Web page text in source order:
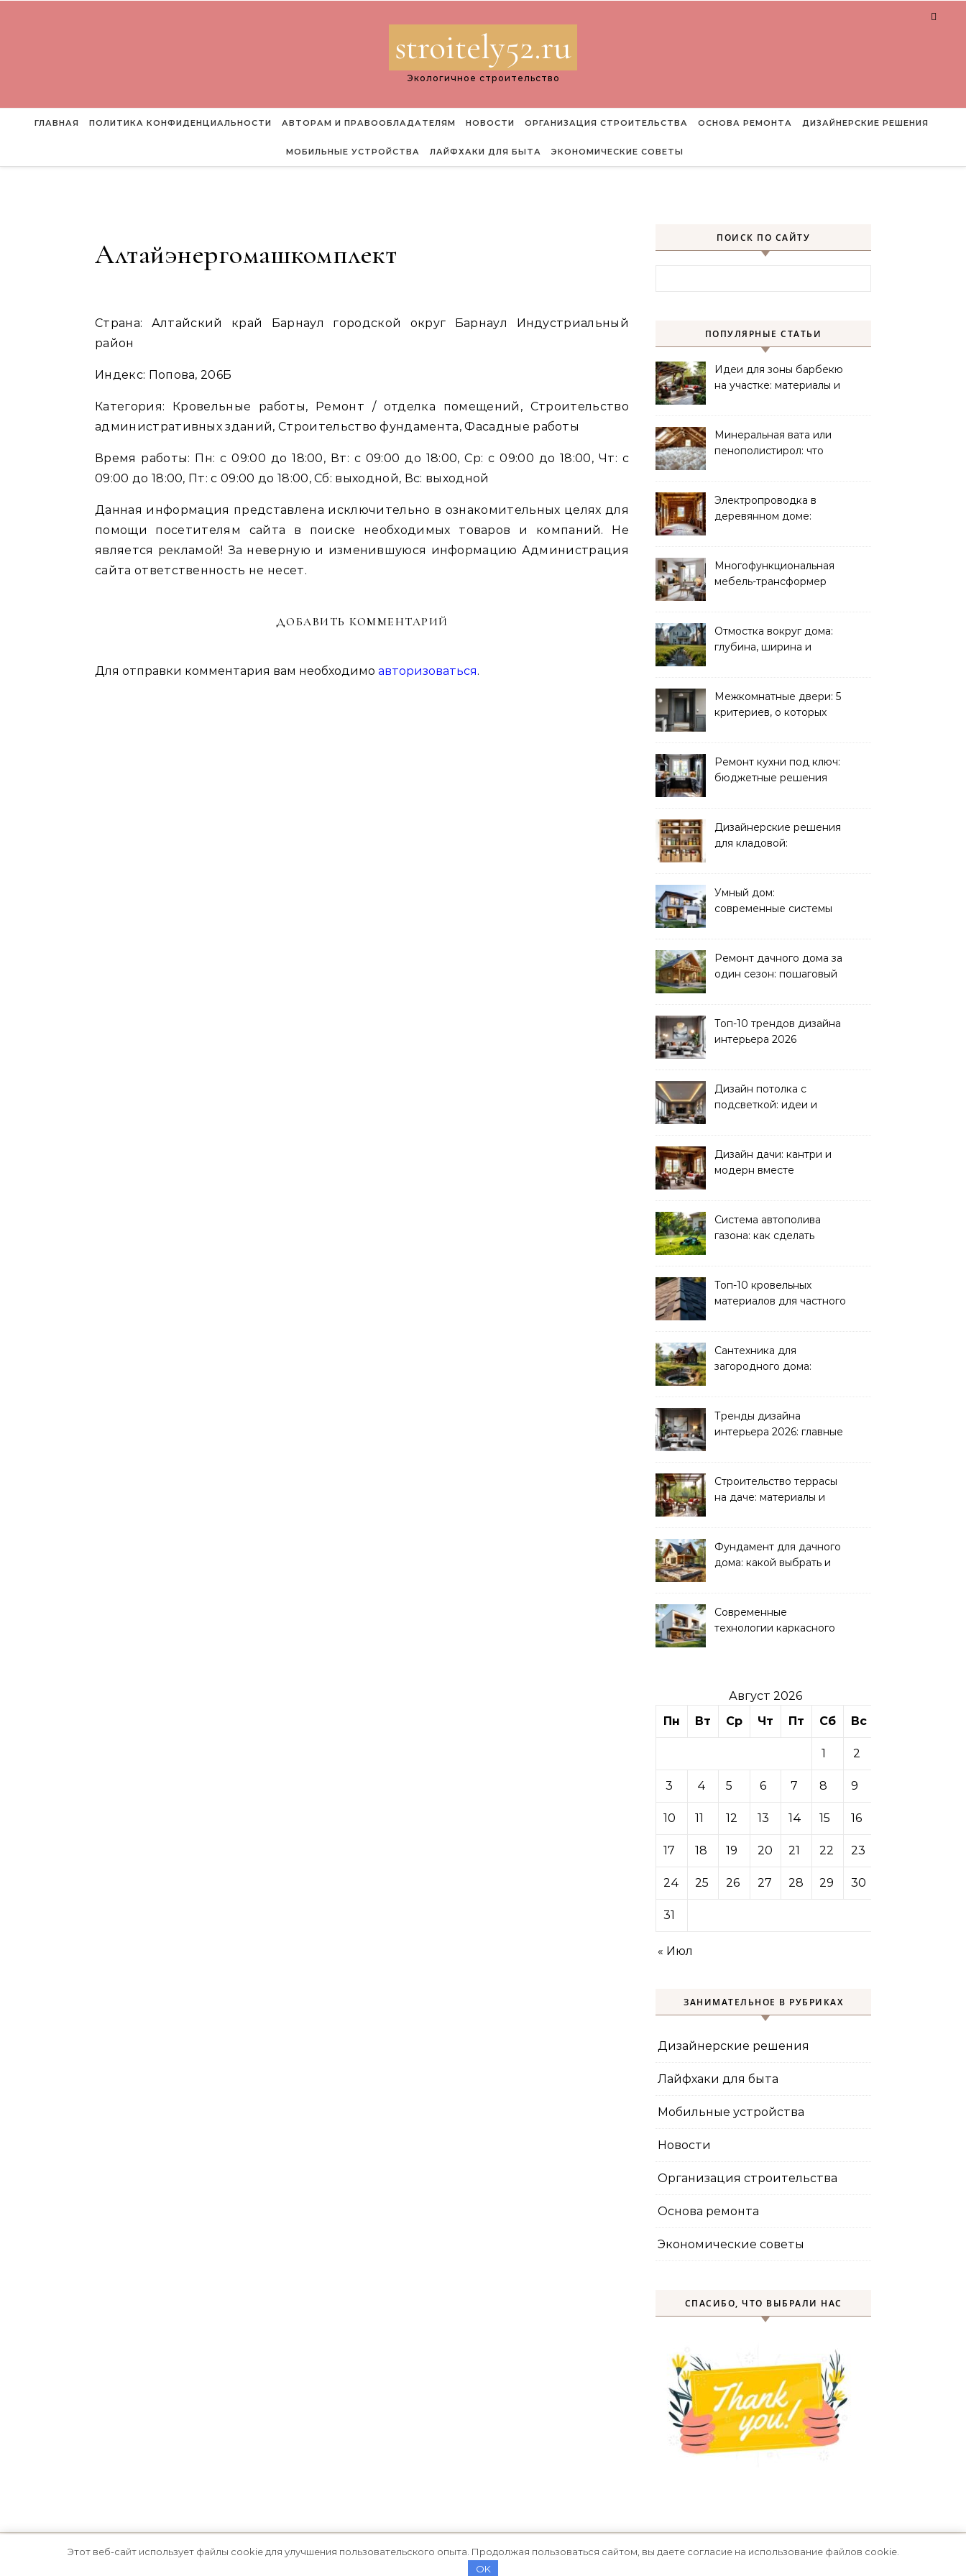
stroitely52.ru
Экологичное строительство
ГЛАВНАЯ ПОЛИТИКА КОНФИДЕНЦИАЛЬНОСТИ АВТОРАМ И ПРАВООБЛАДАТЕЛЯМ НОВОСТИ ОРГАНИЗАЦИЯ СТРОИТЕЛЬСТВА ОСНОВА РЕМОНТА ДИЗАЙНЕРСКИЕ РЕШЕНИЯ
МОБИЛЬНЫЕ УСТРОЙСТВА ЛАЙФХАКИ ДЛЯ БЫТА ЭКОНОМИЧЕСКИЕ СОВЕТЫ
Алтайэнергомашкомплект
Страна: Алтайский край Барнаул городской округ Барнаул Индустриальный
район
Индекс: Попова, 206Б
Категория: Кровельные работы, Ремонт / отделка помещений, Строительство
административных зданий, Строительство фундамента, Фасадные работы
Время работы: Пн: с 09:00 до 18:00, Вт: с 09:00 до 18:00, Ср: с 09:00 до 18:00, Чт: с
09:00 до 18:00, Пт: с 09:00 до 18:00, Сб: выходной, Вс: выходной
Данная информация представлена исключительно в ознакомительных целях для
помощи посетителям сайта в поиске необходимых товаров и компаний. Не
является рекламой! За неверную и изменившуюся информацию Администрация
сайта ответственность не несет.
ДОБАВИТЬ КОММЕНТАРИЙ
Для отправки комментария вам необходимо авторизоваться.
ПОИСК ПО САЙТУ
ПОПУЛЯРНЫЕ СТАТЬИ
Идеи для зоны барбекю
на участке: материалы и
Минеральная вата или
пенополистирол: что
Электропроводка в
деревянном доме:
Многофункциональная
мебель-трансформер
Отмостка вокруг дома:
глубина, ширина и
Межкомнатные двери: 5
критериев, о которых
Ремонт кухни под ключ:
бюджетные решения
Дизайнерские решения
для кладовой:
Умный дом:
современные системы
Ремонт дачного дома за
один сезон: пошаговый
Топ-10 трендов дизайна
интерьера 2026
Дизайн потолка с
подсветкой: идеи и
Дизайн дачи: кантри и
модерн вместе
Система автополива
газона: как сделать
Топ-10 кровельных
материалов для частного
Сантехника для
загородного дома:
Тренды дизайна
интерьера 2026: главные
Строительство террасы
на даче: материалы и
Фундамент для дачного
дома: какой выбрать и
Современные
технологии каркасного
Август 2026
Пн
Вт Ср Чт Пт Сб Вс
1 2
3 4 5 6 7 8 9
10 11 12 13 14 15 16
17 18 19 20 21 22 23
24 25 26 27 28 29 30
31
« Июл
ЗАНИМАТЕЛЬНОЕ В РУБРИКАХ
Дизайнерские решения
Лайфхаки для быта
Мобильные устройства
Новости
Организация строительства
Основа ремонта
Экономические советы
СПАСИБО, ЧТО ВЫБРАЛИ НАС
Optima Themes
Этот веб-сайт использует файлы cookie для улучшения пользовательского опыта. Продолжая пользоваться сайтом, вы даете согласие на использование файлов cookie.
OK